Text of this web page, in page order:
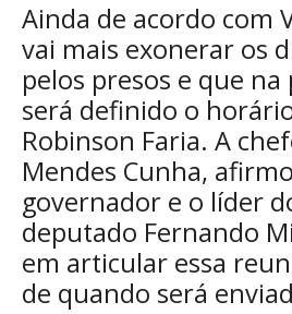
Ainda de acordo com
vai mais exonerar os
pelos presos e que
será definido o
Robinson Faria. A
Mendes Cunha,
governador e o líder
deputado Fernando
em articular essa
de quando será